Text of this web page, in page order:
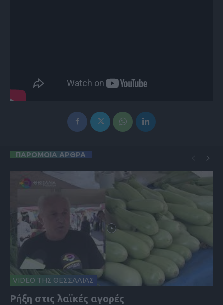
ΠΑΡΟΜΟΙΑ ΑΡΘΡΑ
VIDEO ΤΗΣ ΘΕΣΣΑΛΙΑΣ
Ρήξη στις λαϊκές αγορές